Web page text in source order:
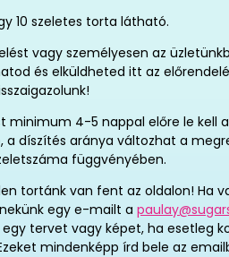
10 szeletes torta látható.
vagy személyesen az
és elküldheted itt az
minimum 4-5 nappal előre le kell
a díszítés aránya változhat a
függvényében.
tortánk van fent az oldalon! Ha
egy e-mailt a
egy tervet vagy képet, ha esetleg
mindenképp írd bele az